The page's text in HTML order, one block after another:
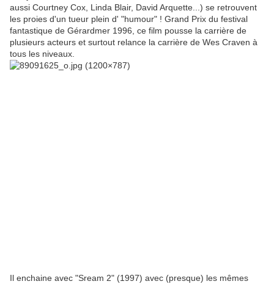
aussi Courtney Cox, Linda Blair, David Arquette...) se retrouvent
les proies d'un tueur plein d' "humour" ! Grand Prix du festival
fantastique de Gérardmer 1996, ce film pousse la carrière de
plusieurs acteurs et surtout relance la carrière de Wes Craven à
tous les niveaux.
Il enchaine avec "Sream 2" (1997) avec (presque) les mêmes